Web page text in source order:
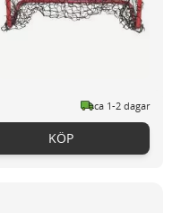
ca 1-2 dagar
KÖP